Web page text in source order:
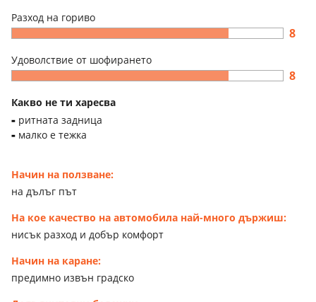
Разход на гориво
8
Удоволствие от шофирането
8
Какво не ти харесва
ритната задница
малко е тежка
Начин на ползване:
на дълъг път
На кое качество на автомобила най-много държиш:
нисък разход и добър комфорт
Начин на каране:
предимно извън градско